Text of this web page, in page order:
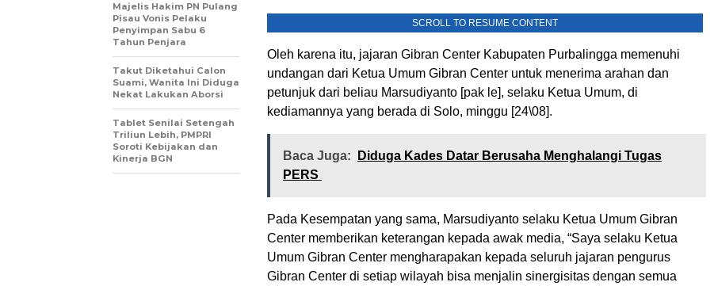
SCROLL TO RESUME CONTENT
Oleh karena itu, jajaran Gibran Center Kabupaten Purbalingga memenuhi
undangan dari Ketua Umum Gibran Center untuk menerima arahan dan
petunjuk dari beliau Marsudiyanto [pak le], selaku Ketua Umum, di
kediamannya yang berada di Solo, minggu [24\08].
Baca Juga:
Diduga Kades Datar Berusaha Menghalangi Tugas
PERS
Pada Kesempatan yang sama, Marsudiyanto selaku Ketua Umum Gibran
Center memberikan keterangan kepada awak media, “Saya selaku Ketua
Umum Gibran Center mengharapakan kepada seluruh jajaran pengurus
Gibran Center di setiap wilayah bisa menjalin sinergisitas dengan semua
Majelis Hakim PN Pulang
Pisau Vonis Pelaku
Penyimpan Sabu 6
Tahun Penjara
Takut Diketahui Calon
Suami, Wanita Ini Diduga
Nekat Lakukan Aborsi
Tablet Senilai Setengah
Triliun Lebih, PMPRI
Soroti Kebijakan dan
Kinerja BGN